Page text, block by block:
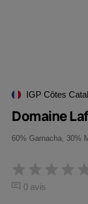
IGP Côtes
Domaine
60% Garnacha, 30%
0 avis